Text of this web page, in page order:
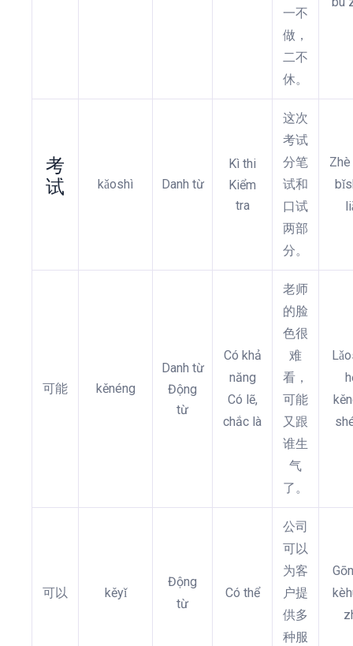
一不
做，
二不
休。
考
试
kǎoshì Danh từ
Kì thi
Kiểm
tra
这次
考试
分笔
试和
口试
两部
分。
可能 kěnéng
Danh từ
Động
từ
Có khả
năng
Có lẽ,
chắc là
老师
的脸
色很
难
看，
可能
又跟
谁生
气
了。
可以 kěyǐ
Động
từ
Có thể
公司
可以
为客
户提
供多
种服